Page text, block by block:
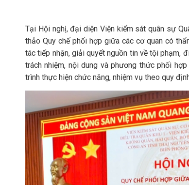
Tại Hội nghị, đại diện Viện kiểm sát quân sự
thảo Quy chế phối hợp giữa các cơ quan có
tác tiếp nhận, giải quyết nguồn tin về tội phạm,
trách nhiệm, nội dung và phương thức phối
trình thực hiện chức năng, nhiệm vụ theo quy